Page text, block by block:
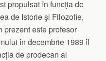
propulsat în funcţia de
de Istorie şi Filozofie,
prezent este profesor
în decembrie 1989 îl
de prodecan al